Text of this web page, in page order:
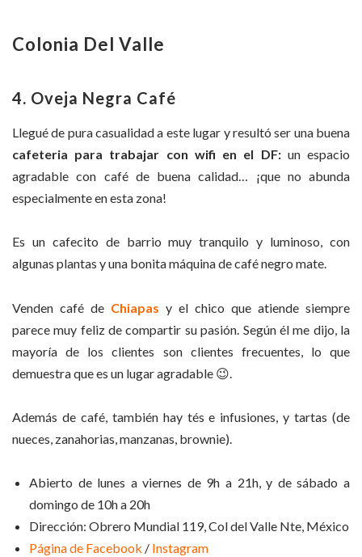
Colonia Del Valle
4. Oveja Negra Café
Llegué de pura casualidad a este lugar y resultó ser una buena
cafeteria para trabajar con wifi en el DF:un espacio
agradable con café de buena calidad… ¡que no abunda
especialmente en esta zona!
Es un cafecito de barrio muy tranquilo y luminoso, con
algunas plantas y una bonita máquina de café negro mate.
Venden café de Chiapas y el chico que atiende siempre
parece muy feliz de compartir su pasión. Según él me dijo, la
mayoría de los clientes son clientes frecuentes, lo que
demuestra que es un lugar agradable 😉.
Además de café, también hay tés e infusiones, y tartas (de
nueces, zanahorias, manzanas, brownie).
Abierto de lunes a viernes de 9h a 21h, y de sábado a
domingo de 10h a 20h
Dirección: Obrero Mundial 119, Col del Valle Nte, México
Página de Facebook / Instagram